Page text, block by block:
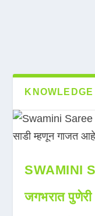
KNOWLEDGE
SWAMINI
जगभरात पुणेरी